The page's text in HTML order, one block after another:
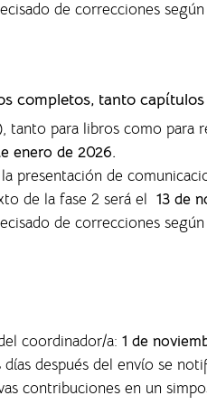
de correcciones
completos, tanto
para libros como para
enero de 2026.
presentación de
de la fase 2 será el 13 de
de correcciones
coordinador/a:1 de
después del envío se
contribuciones en un